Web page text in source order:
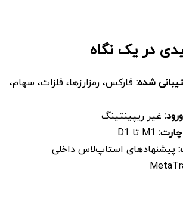
در یک نگاه
شده: فارکس، رمزارزها، فلزات، سهام،
غیر ریپینتینگ
چارت: M1 تا D1
پیشنهادهای استاپ‌لاس داخلی